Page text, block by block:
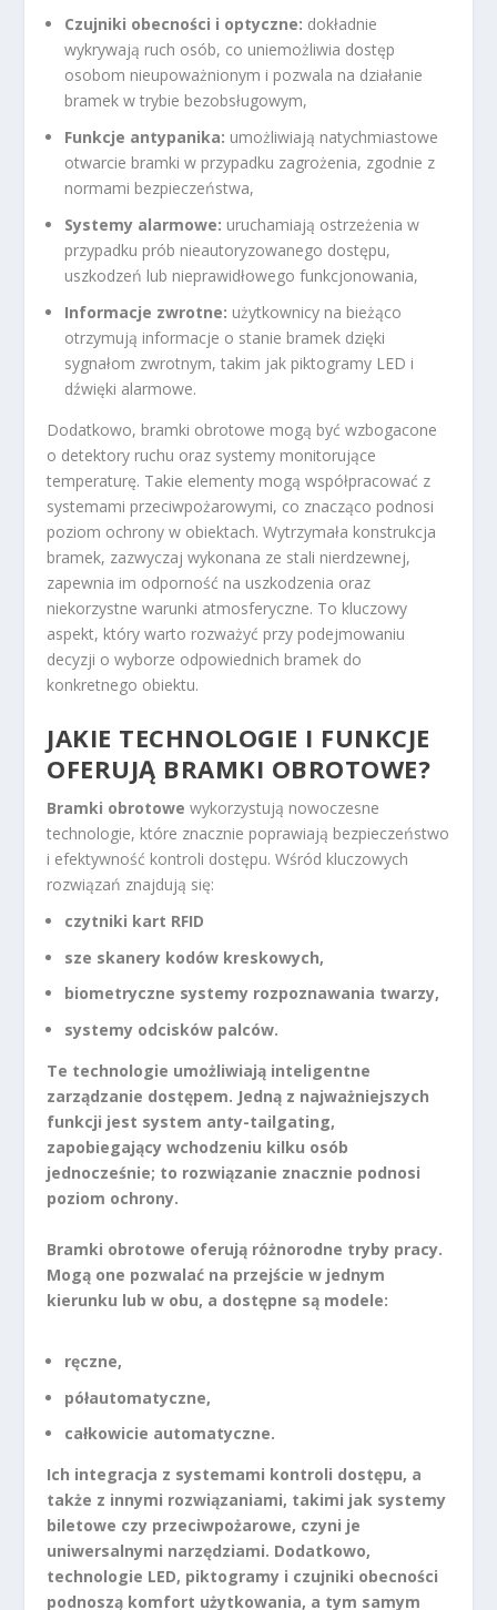
Czujniki obecności i optyczne: dokładnie
wykrywają ruch osób, co uniemożliwia dostęp
osobom nieupoważnionym i pozwala na działanie
bramek w trybie bezobsługowym,
Funkcje antypanika: umożliwiają natychmiastowe
otwarcie bramki w przypadku zagrożenia, zgodnie z
normami bezpieczeństwa,
Systemy alarmowe: uruchamiają ostrzeżenia w
przypadku prób nieautoryzowanego dostępu,
uszkodzeń lub nieprawidłowego funkcjonowania,
Informacje zwrotne: użytkownicy na bieżąco
otrzymują informacje o stanie bramek dzięki
sygnałom zwrotnym, takim jak piktogramy LED i
dźwięki alarmowe.
Dodatkowo, bramki obrotowe mogą być wzbogacone
o detektory ruchu oraz systemy monitorujące
temperaturę. Takie elementy mogą współpracować z
systemami przeciwpożarowymi, co znacząco podnosi
poziom ochrony w obiektach. Wytrzymała konstrukcja
bramek, zazwyczaj wykonana ze stali nierdzewnej,
zapewnia im odporność na uszkodzenia oraz
niekorzystne warunki atmosferyczne. To kluczowy
aspekt, który warto rozważyć przy podejmowaniu
decyzji o wyborze odpowiednich bramek do
konkretnego obiektu.
JAKIE TECHNOLOGIE I FUNKCJE
OFERUJĄ BRAMKI OBROTOWE?
Bramki obrotowe wykorzystują nowoczesne
technologie, które znacznie poprawiają bezpieczeństwo
i efektywność kontroli dostępu. Wśród kluczowych
rozwiązań znajdują się:
czytniki kart RFID
sze skanery kodów kreskowych,
biometryczne systemy rozpoznawania twarzy,
systemy odcisków palców.
Te technologie umożliwiają inteligentne
zarządzanie dostępem. Jedną z najważniejszych
funkcji jest system anty-tailgating,
zapobiegający wchodzeniu kilku osób
jednocześnie; to rozwiązanie znacznie podnosi
poziom ochrony.
Bramki obrotowe oferują różnorodne tryby pracy.
Mogą one pozwalać na przejście w jednym
kierunku lub w obu, a dostępne są modele:
ręczne,
półautomatyczne,
całkowicie automatyczne.
Ich integracja z systemami kontroli dostępu, a
także z innymi rozwiązaniami, takimi jak systemy
biletowe czy przeciwpożarowe, czyni je
uniwersalnymi narzędziami. Dodatkowo,
technologie LED, piktogramy i czujniki obecności
podnoszą komfort użytkowania, a tym samym